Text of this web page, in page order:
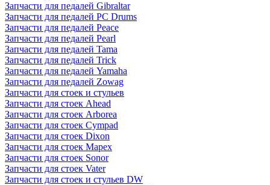
Запчасти для педалей Gibraltar
Запчасти для педалей PC Drums
Запчасти для педалей Peace
Запчасти для педалей Pearl
Запчасти для педалей Tama
Запчасти для педалей Trick
Запчасти для педалей Yamaha
Запчасти для педалей Zowag
Запчасти для стоек и стульев
Запчасти для стоек Ahead
Запчасти для стоек Arborea
Запчасти для стоек Cympad
Запчасти для стоек Dixon
Запчасти для стоек Mapex
Запчасти для стоек Sonor
Запчасти для стоек Vater
Запчасти для стоек и стульев DW